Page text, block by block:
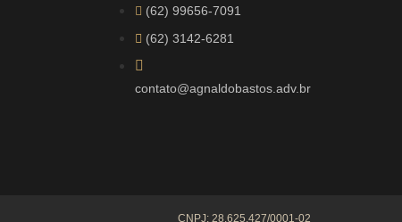
(62) 99656-7091
(62) 3142-6281
contato@agnaldobastos.adv.br
CNPJ: 28.625.427/0001-02